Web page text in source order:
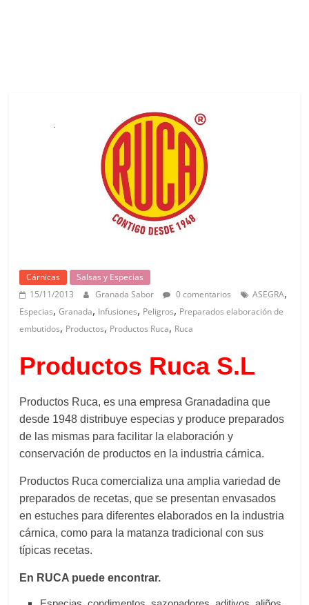
Cárnicas
Salsas y Especias
15/11/2013
Granada Sabor 0 comentarios ASEGRA,
Especias,Granada, Infusiones, Peligros, Preparados elaboración de
embutidos, Productos, Productos Ruca, Ruca
Productos Ruca S.L
Productos Ruca, es una empresa Granadadina que
desde 1948 distribuye especias y produce preparados
de las mismas para facilitar la elaboración y
conservación de productos en la industria cárnica.
Productos Ruca comercializa una amplia variedad de
preparados de recetas, que se presentan envasados
en estuches para diferentes elaborados en la industria
cárnica, como para la matanza tradicional con sus
típicas recetas.
En RUCA puede encontrar.